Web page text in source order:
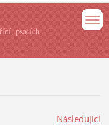
psacích
Následující